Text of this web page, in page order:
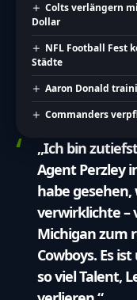
Colts verlängern
Dollar
NFL Football Fest
Städte
Aaron Donald
Commanders
„Ich bin
Agent Perzley
habe
verwirklichte –
Michigan zum
Cowboys. Es
so viel Talent,